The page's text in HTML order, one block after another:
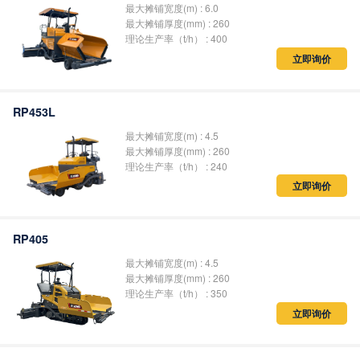
最大摊铺宽度(m) : 6.0
最大摊铺厚度(mm) : 260
理论生产率（t/h） : 400
立即询价
RP453L
最大摊铺宽度(m) : 4.5
最大摊铺厚度(mm) : 260
理论生产率（t/h） : 240
立即询价
RP405
最大摊铺宽度(m) : 4.5
最大摊铺厚度(mm) : 260
理论生产率（t/h） : 350
立即询价